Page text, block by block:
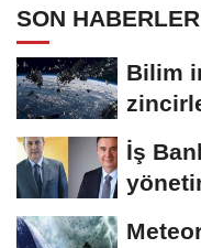
SON HABERLER
Bilim
İş